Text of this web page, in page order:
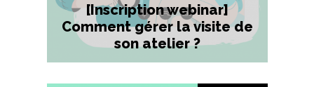
[Inscription webinar]
Comment gérer la visite de
son atelier ?